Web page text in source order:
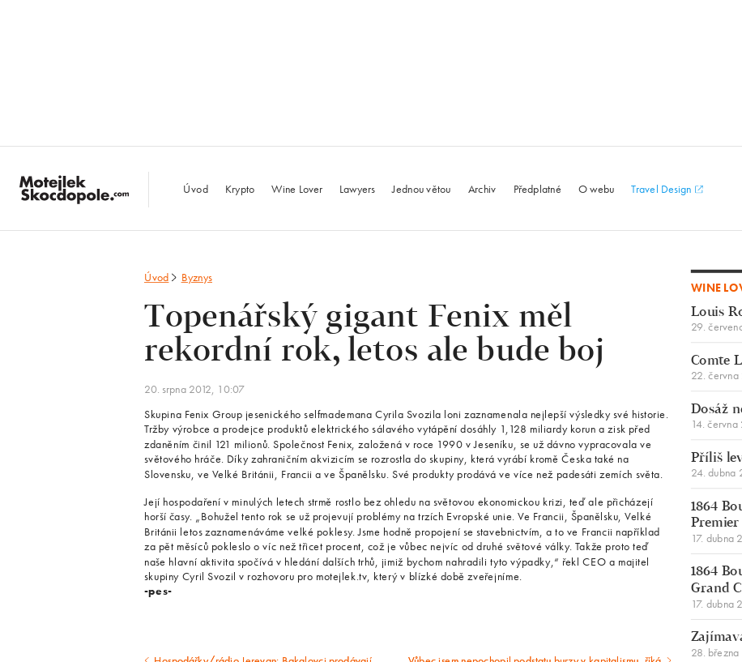
MotejlekSkocdopole.com
Úvod Krypto Wine Lover Lawyers Jednou větou Archiv Předplatné O webu Travel Design
Úvod Byznys
Topenářský gigant Fenix měl
rekordní rok, letos ale bude boj
20. srpna 2012, 10:07
Skupina Fenix Group jesenického selfmademana Cyrila Svozila loni zaznamenala nejlepší výsledky své historie.
Tržby výrobce a prodejce produktů elektrického sálavého vytápění dosáhly 1,128 miliardy korun a zisk před
zdaněním činil 121 milionů. Společnost Fenix, založená v roce 1990 v Jeseníku, se už dávno vypracovala ve
světového hráče. Díky zahraničním akvizicím se rozrostla do skupiny, která vyrábí kromě Česka také na
Slovensku, ve Velké Británii, Francii a ve Španělsku. Své produkty prodává ve více než padesáti zemích světa.
Její hospodaření v minulých letech strmě rostlo bez ohledu na světovou ekonomickou krizi, teď ale přicházejí
horší časy. „Bohužel tento rok se už projevují problémy na trzích Evropské unie. Ve Francii, Španělsku, Velké
Británii letos zaznamenáváme velké poklesy. Jsme hodně propojení se stavebnictvím, a to ve Francii například
za pět měsíců pokleslo o víc než třicet procent, což je vůbec nejvíc od druhé světové války. Takže proto teď
naše hlavní aktivita spočívá v hledání dalších trhů, jimiž bychom nahradili tyto výpadky,“ řekl CEO a majitel
skupiny Cyril Svozil v rozhovoru pro motejlek.tv, který v blízké době zveřejníme.
-pes-
WINE
Louis
29.
Comte
22.
Dosáž
14.
Příliš
24. dubna
1864
17. dubna
1864
Grand
17. dubna
28.